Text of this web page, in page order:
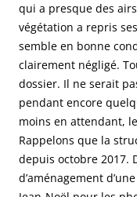
qui a presque des
végétation a repris
semble en bonne
clairement négligé.
dossier. Il ne serait
pendant encore
moins en attendant,
Rappelons que la
depuis octobre 2017.
d’aménagement